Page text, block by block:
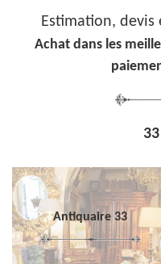
Estimation,
Achat dans les
Antiquaire 33